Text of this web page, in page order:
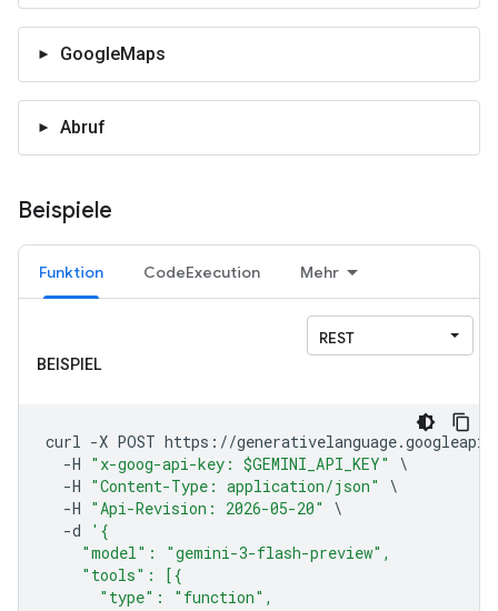
GoogleMaps
Abruf
Beispiele
Funktion CodeExecution Mehr